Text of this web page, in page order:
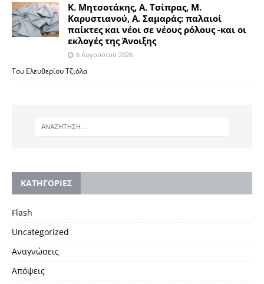
Κ. Μητσοτάκης, Α. Τσίπρας, Μ.
Καρυστιανού, Α. Σαμαράς: παλαιοί
παίκτες και νέοι σε νέους ρόλους -και οι
εκλογές της Άνοιξης
6 Αυγούστου 2026
Του Ελευθερίου Τζιόλα
KΑΤΗΓΟΡΙΕΣ
Flash
Uncategorized
Αναγνώσεις
Απόψεις